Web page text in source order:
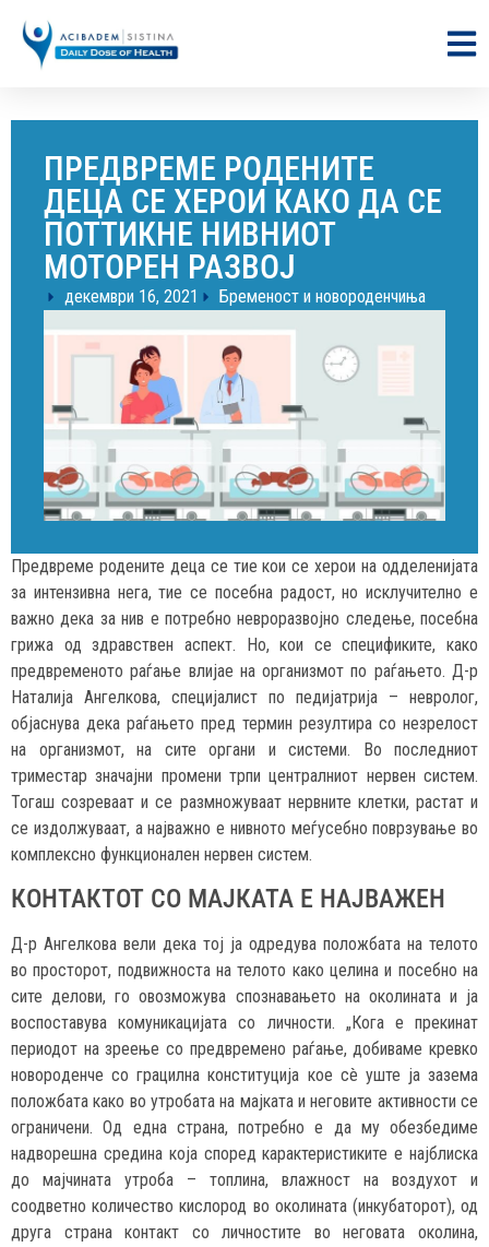
ПРЕДВРЕМЕ РОДЕНИТЕ
ДЕЦА СЕ ХЕРОИ КАКО ДА СЕ
ПОТТИКНЕ НИВНИОТ
МОТОРЕН РАЗВОЈ
декември 16, 2021 Бременост и новороденчиња
Предвреме родените деца се тие кои се херои на одделенијата
за интензивна нега, тие се посебна радост, но исклучително е
важно дека за нив е потребно невроразвојно следење, посебна
грижа од здравствен аспект. Но, кои се спецификите, како
предвременото раѓање влијае на организмот по раѓањето. Д-р
Наталија Ангелкова, специјалист по педијатрија – невролог,
објаснува дека раѓањето пред термин резултира со незрелост
на организмот, на сите органи и системи. Во последниот
триместар значајни промени трпи централниот нервен систем.
Тогаш созреваат и се размножуваат нервните клетки, растат и
се издолжуваат, а најважно е нивното меѓусебно поврзување во
комплексно функционален нервен систем.
КОНТАКТОТ СО МАЈКАТА Е НАЈВАЖЕН
Д-р Ангелкова вели дека тој ја одредува положбата на телото
во просторот, подвижноста на телото како целина и посебно на
сите делови, го овозможува спознавањето на околината и ја
воспоставува комуникацијата со личности. „Кога е прекинат
периодот на зреење со предвремено раѓање, добиваме кревко
новорoденче со грацилна конституција кое сè уште ја зазема
положбата како во утробата на мајката и неговите активности се
ограничени. Од една страна, потребно е да му обезбедиме
надворешна средина која според карактеристиките е најблиска
до мајчината утроба – топлина, влажност на воздухот и
соодветно количество кислород во околината (инкубаторот), од
друга страна контакт со личностите во неговата околина,